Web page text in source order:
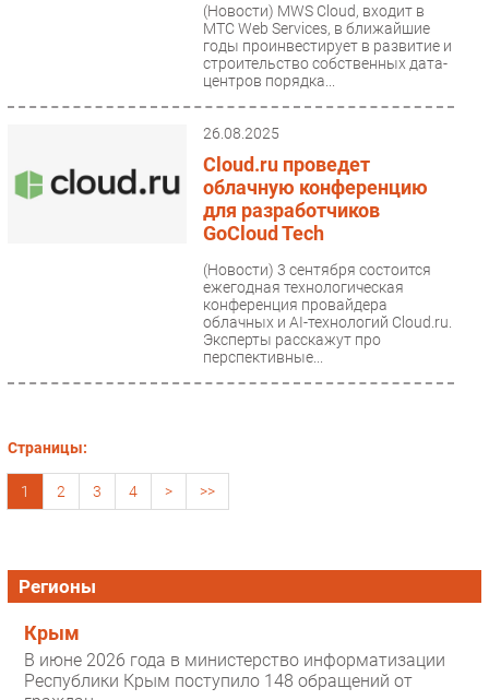
(Новости) MWS Cloud, входит в
МТС Web Services, в ближайшие
годы проинвестирует в развитие и
строительство собственных дата-
центров порядка...
26.08.2025
Cloud.ru проведет
облачную конференцию
для разработчиков
GoCloud Tech
(Новости) 3 сентября состоится
ежегодная технологическая
конференция провайдера
облачных и AI-технологий Cloud.ru.
Эксперты расскажут про
перспективные...
Страницы:
1 2 3 4 > >>
Регионы
Крым
В июне 2026 года в министерство информатизации
Республики Крым поступило 148 обращений от